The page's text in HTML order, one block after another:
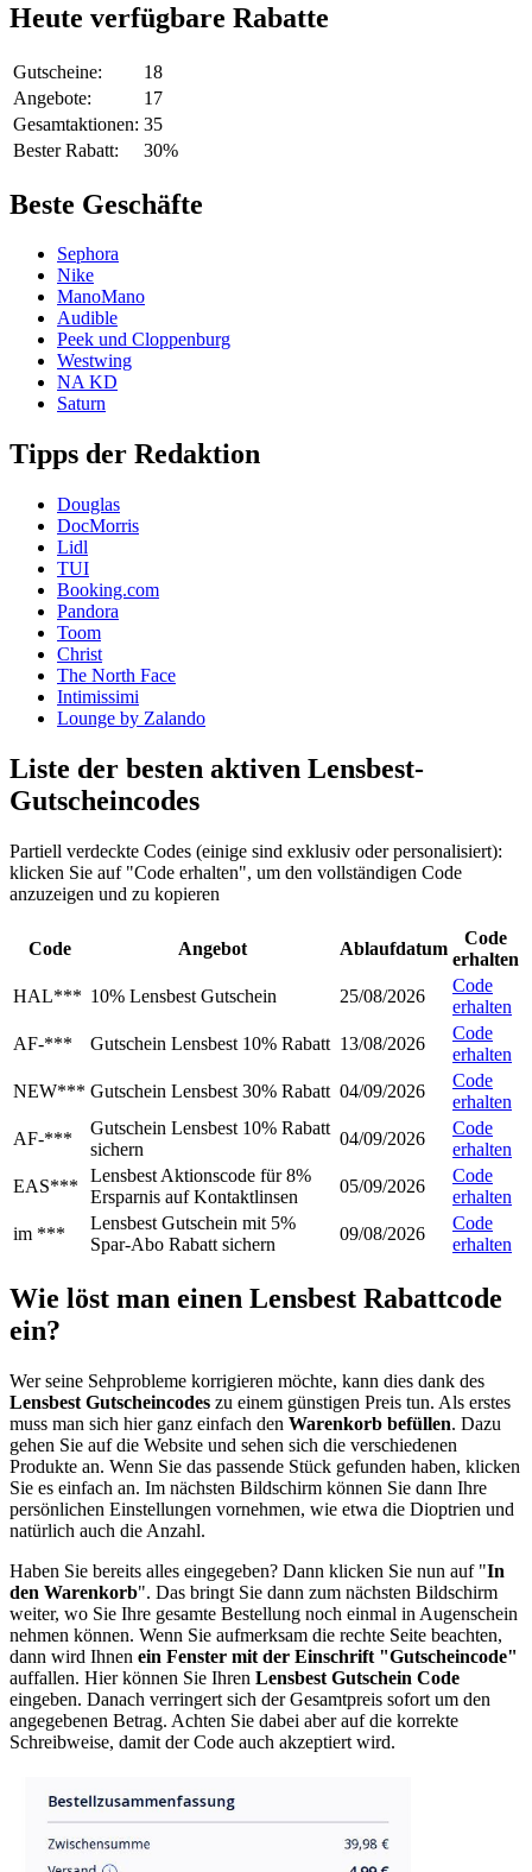
Heute verfügbare Rabatte
Gutscheine:
18
Angebote:
17
Gesamtaktionen: 35
Bester Rabatt:
30%
Beste Geschäfte
Sephora
Nike
ManoMano
Audible
Peek und Cloppenburg
Westwing
NA KD
Saturn
Tipps der Redaktion
Douglas
DocMorris
Lidl
TUI
Booking.com
Pandora
Toom
Christ
The North Face
Intimissimi
Lounge by Zalando
Liste der besten aktiven Lensbest-
Gutscheincodes
Partiell verdeckte Codes (einige sind exklusiv oder personalisiert):
klicken Sie auf "Code erhalten", um den vollständigen Code
anzuzeigen und zu kopieren
Code Angebot Ablaufdatum
Code
erhalten
HAL*** 10% Lensbest Gutschein 25/08/2026
Code
erhalten
AF-***
Gutschein Lensbest 10% Rabatt 13/08/2026
Code
erhalten
NEW*** Gutschein Lensbest 30% Rabatt 04/09/2026
Code
erhalten
AF-***
Gutschein Lensbest 10% Rabatt
sichern
04/09/2026
Code
erhalten
EAS***
Lensbest Aktionscode für 8%
Ersparnis auf Kontaktlinsen
05/09/2026
Code
erhalten
im ***
Lensbest Gutschein mit 5%
Spar-Abo Rabatt sichern
09/08/2026
Code
erhalten
Wie löst man einen Lensbest Rabattcode
ein?
Wer seine Sehprobleme korrigieren möchte, kann dies dank des
Lensbest Gutscheincodes zu einem günstigen Preis tun. Als erstes
muss man sich hier ganz einfach den Warenkorb befüllen. Dazu
gehen Sie auf die Website und sehen sich die verschiedenen
Produkte an. Wenn Sie das passende Stück gefunden haben, klicken
Sie es einfach an. Im nächsten Bildschirm können Sie dann Ihre
persönlichen Einstellungen vornehmen, wie etwa die Dioptrien und
natürlich auch die Anzahl.
Haben Sie bereits alles eingegeben? Dann klicken Sie nun auf "In
den Warenkorb". Das bringt Sie dann zum nächsten Bildschirm
weiter, wo Sie Ihre gesamte Bestellung noch einmal in Augenschein
nehmen können. Wenn Sie aufmerksam die rechte Seite beachten,
dann wird Ihnen ein Fenster mit der Einschrift "Gutscheincode"
auffallen. Hier können Sie Ihren Lensbest Gutschein Code
eingeben. Danach verringert sich der Gesamtpreis sofort um den
angegebenen Betrag. Achten Sie dabei aber auf die korrekte
Schreibweise, damit der Code auch akzeptiert wird.